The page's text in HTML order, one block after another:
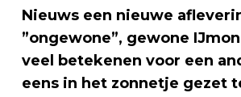
Nieuws een nieuwe
”ongewone”, gewone
veel betekenen voor een
eens in het zonnetje gezet